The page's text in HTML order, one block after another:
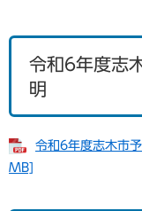
令和6年度志
明
令和6年度志木市
MB]